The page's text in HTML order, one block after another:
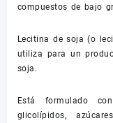
compuestos de bajo
Lecitina de soja (o
utiliza para un
soja.
Está formulado
glicolípidos,